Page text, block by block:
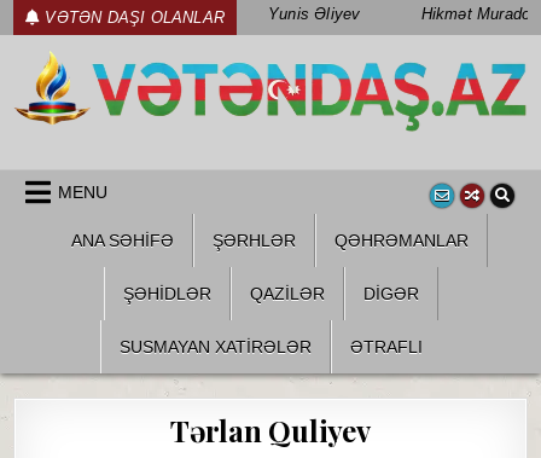
Skip
to
content
VƏTƏN DAŞI OLANLAR Yunis Əliyev Hikmət Muradov
MENU
ANA SƏHİFƏ ŞƏRHLƏR QƏHRƏMANLAR
ŞƏHIDLƏR QAZILƏR DIGƏR
SUSMAYAN XATİRƏLƏR ƏTRAFLI
Tərlan Quliyev